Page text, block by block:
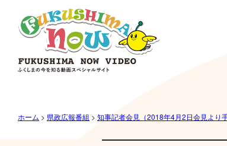
ホーム > 県政広報番組 > 知事記者会見（2018年4月2日会見より